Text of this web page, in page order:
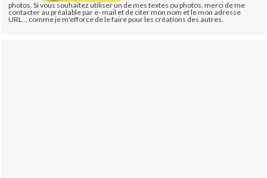
photos. Si vous souhaitez utiliser un de mes textes ou photos, merci de me
contacter au préalable par e- mail et de citer mon nom et le mon adresse
URL... comme je m'efforce de le faire pour les créations des autres.